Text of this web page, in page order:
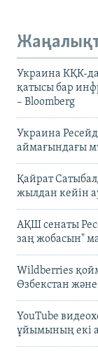
Украина КҚК-
қатысы бар
– Bloomberg
Украина
аймағындағы
Қайрат
жылдан кейін
АҚШ сенаты
заң жобасын"
Wildberries
Өзбекстан
YouTube
ұйымының екі